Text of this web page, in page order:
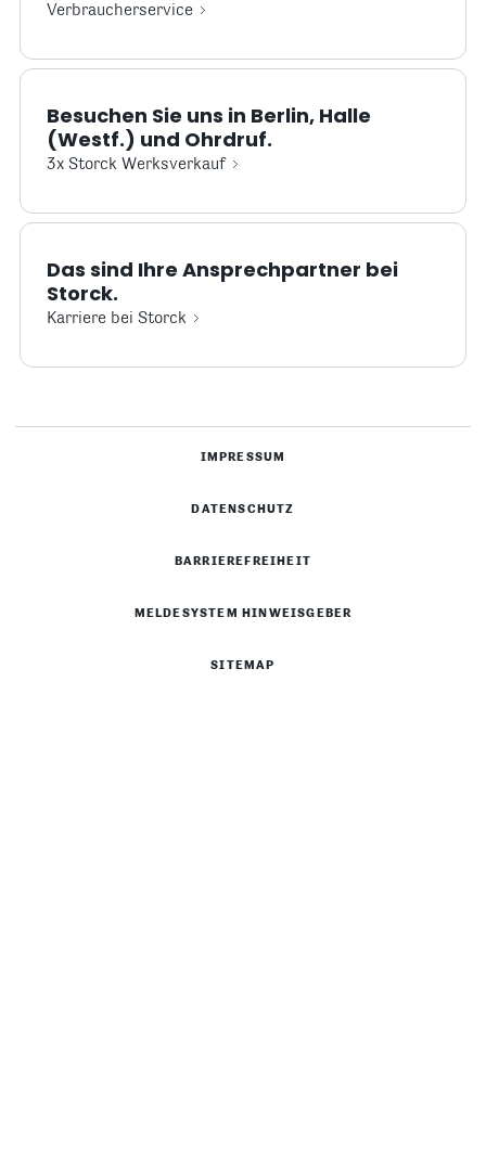
Verbraucherservice
Besuchen Sie uns in Berlin, Halle
(Westf.) und Ohrdruf.
3x Storck Werksverkauf
Das sind Ihre Ansprechpartner bei
Storck.
Karriere bei Storck
IMPRESSUM
DATENSCHUTZ
BARRIEREFREIHEIT
MELDESYSTEM HINWEISGEBER
SITEMAP